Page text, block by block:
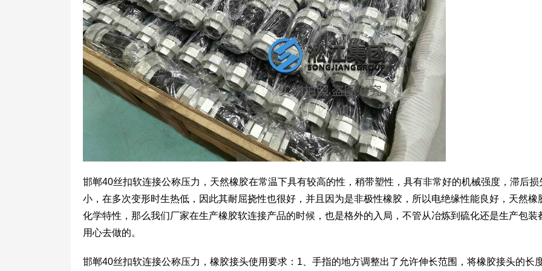
邯郸40丝扣软连接公称压力，天然橡胶在常温下具有较高的性，稍带塑性，具有非常好的机械强度，滞后损
小，在多次变形时生热低，因此其耐屈挠性也很好，并且因为是非极性橡胶，所以电绝缘性能良好，天然橡
化学特性，那么我们厂家在生产橡胶软连接产品的时候，也是格外的入局，不管从冶炼到硫化还是生产包装
用心去做的。
邯郸40丝扣软连接公称压力，橡胶接头使用要求：1、手指的地方调整出了允许伸长范围，将橡胶接头的长